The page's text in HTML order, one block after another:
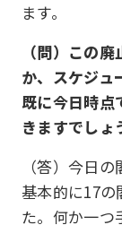
ます。
（問）この
か、スケジュ
既に今日時点
きますでしょ
（答）今日
基本的に17の
た。何か一つ